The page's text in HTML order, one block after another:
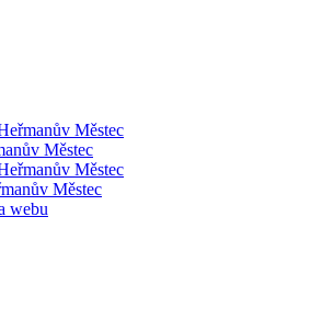
Městec
Městec
webu